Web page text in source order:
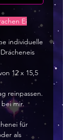
Ei
individuelle
12 x 15,5
reinpassen.
mir.
für
als